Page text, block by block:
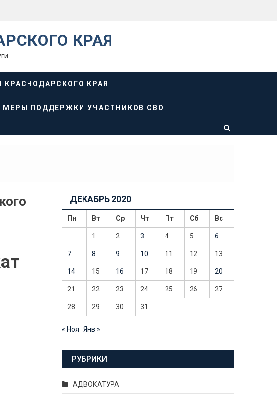
КРАЯ
КРАСНОДАРСКОГО КРАЯ
МЕРЫ ПОДДЕРЖКИ УЧАСТНИКОВ СВО
ДЕКАБРЬ 2020
Пн Вт Ср Чт Пт Сб Вс
1 2 3 4 5 6
7 8 9 10 11 12 13
14 15 16 17 18 19 20
21 22 23 24 25 26 27
28 29 30 31
« Ноя Янв »
РУБРИКИ
АДВОКАТУРА